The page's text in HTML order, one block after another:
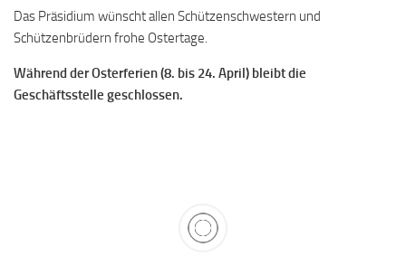
Das Präsidium wünscht allen Schützenschwestern und
Schützenbrüdern frohe Ostertage.
Während der Osterferien (8. bis 24. April) bleibt die
Geschäftsstelle geschlossen.